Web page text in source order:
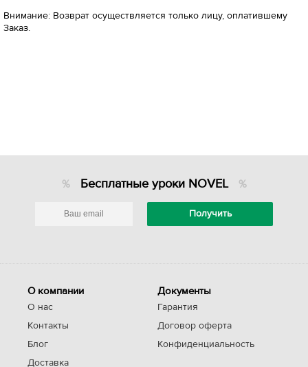
Внимание: Возврат осуществляется только лицу, оплатившему
Заказ.
Бесплатные уроки NOVEL
О компании
О нас
Контакты
Блог
Доставка
Документы
Гарантия
Договор оферта
Конфиденциальность